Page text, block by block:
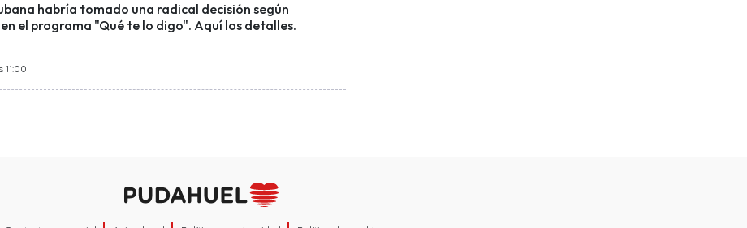
habría tomado una radical decisión según
el programa "Qué te lo digo". Aquí los detalles.